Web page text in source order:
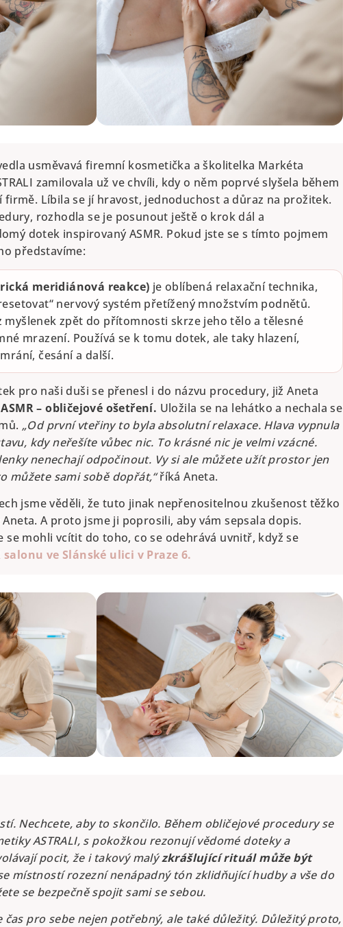
usměvavá firemní kosmetička a školitelka Markéta
zamilovala už ve chvíli, kdy o něm poprvé slyšela během
Líbila se jí hravost, jednoduchost a důraz na prožitek.
rozhodla se je posunout ještě o krok dál a
dotek inspirovaný ASMR. Pokud jste se s tímto pojmem
představíme:
meridiánová reakce) je oblíbená relaxační technika,
nervový systém přetížený množstvím podnětů.
myšlenek zpět do přítomnosti skrze jeho tělo a tělesné
mrazení. Používá se k tomu dotek, ale taky hlazení,
česání a další.
pro naši duši se přenesl i do názvu procedury, již Aneta
ASMR – obličejové ošetření. Uložila se na lehátko a nechala se
„Od první vteřiny to byla absolutní relaxace. Hlava vypnula
kdy neřešíte vůbec nic. To krásné nic je velmi vzácné.
nenechají odpočinout. Vy si ale můžete užít prostor jen
můžete sami sobě dopřát,“říká Aneta.
jsme věděli, že tuto jinak nepřenositelnou zkušenost těžko
A proto jsme ji poprosili, aby vám sepsala dopis.
se mohli vcítit do toho, co se odehrává uvnitř, když se
salonu ve Slánské ulici v Praze 6.
Nechcete, aby to skončilo. Během obličejové procedury se
ASTRALI, s pokožkou rezonují vědomé doteky a
pocit, že i takový malýzkrášlující rituál může být
místností rozezní nenápadný tón zklidňující hudby a vše do
se bezpečně spojit sami se sebou.
pro sebe nejen potřebný, ale také důležitý. Důležitý proto,